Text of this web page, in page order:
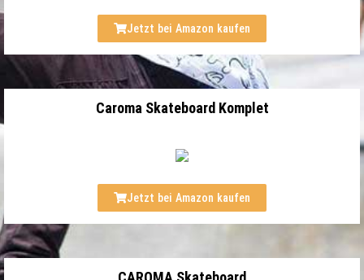
Jetzt bei Amazon kaufen
Caroma Skateboard Komplet
Jetzt bei Amazon kaufen